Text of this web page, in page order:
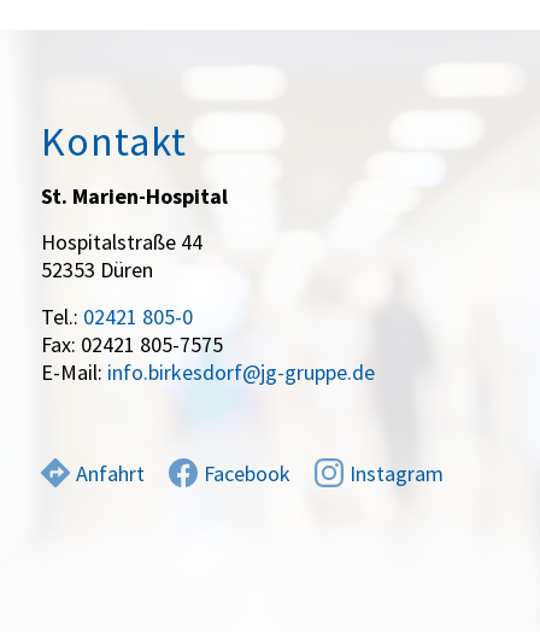
Kontakt
St. Marien-Hospital
Hospitalstraße 44
52353 Düren
Tel.: 02421 805-0
Fax: 02421 805-7575
E-Mail: info.birkesdorf@jg-gruppe.de
Anfahrt Facebook Instagram